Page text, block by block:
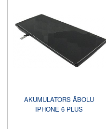
AKUMULATORS ĀBOLU
IPHONE 6 PLUS